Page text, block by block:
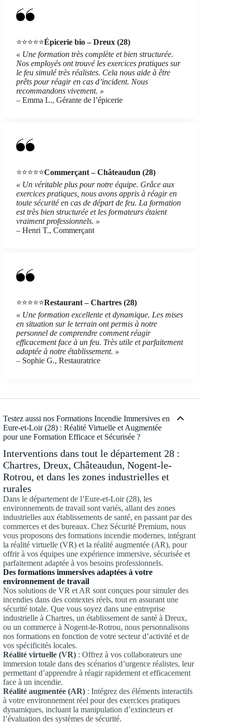
⭐⭐⭐⭐⭐Épicerie bio – Dreux (28)
« Une formation très complète et bien structurée.
Nos employés ont trouvé les exercices pratiques sur
le feu simulé très réalistes. Cela nous aide à être
prêts pour réagir en cas d’incident. Nous
recommandons vivement. »
– Emma L., Gérante de l’épicerie
⭐⭐⭐⭐⭐Commerçant – Châteaudun (28)
« Un véritable plus pour notre équipe. Grâce aux
exercices pratiques, nous avons appris à réagir en
toute sécurité en cas de départ de feu. La formation
est très bien structurée et les formateurs étaient
vraiment professionnels. »
– Henri T., Commerçant
⭐⭐⭐⭐⭐Restaurant – Chartres (28)
« Une formation excellente et dynamique. Les mises
en situation sur le terrain ont permis à notre
personnel de comprendre comment réagir
efficacement face à un feu. Très utile et parfaitement
adaptée à notre établissement. »
– Sophie G., Restauratrice
Testez aussi nos Formations Incendie Immersives en
Eure-et-Loir (28) : Réalité Virtuelle et Augmentée
pour une Formation Efficace et Sécurisée ?
Interventions dans tout le département 28 :
Chartres, Dreux, Châteaudun, Nogent-le-
Rotrou, et dans les zones industrielles et
rurales
Dans le département de l’Eure-et-Loir (28), les
environnements de travail sont variés, allant des zones
industrielles aux établissements de santé, en passant par des
commerces et des bureaux. Chez Sécurité Premium, nous
vous proposons des formations incendie modernes, intégrant
la réalité virtuelle (VR) et la réalité augmentée (AR), pour
offrir à vos équipes une expérience immersive, sécurisée et
parfaitement adaptée à vos besoins professionnels.
Des formations immersives adaptées à votre
environnement de travail
Nos solutions de VR et AR sont conçues pour simuler des
incendies dans des contextes réels, tout en assurant une
sécurité totale. Que vous soyez dans une entreprise
industrielle à Chartres, un établissement de santé à Dreux,
ou un commerce à Nogent-le-Rotrou, nous personnalisons
nos formations en fonction de votre secteur d’activité et de
vos spécificités locales.
Réalité virtuelle (VR) : Offrez à vos collaborateurs une
immersion totale dans des scénarios d’urgence réalistes, leur
permettant d’apprendre à réagir rapidement et efficacement
face à un incendie.
Réalité augmentée (AR) : Intégrez des éléments interactifs
à votre environnement réel pour des exercices pratiques
dynamiques, incluant la manipulation d’extincteurs et
l’évaluation des systèmes de sécurité.